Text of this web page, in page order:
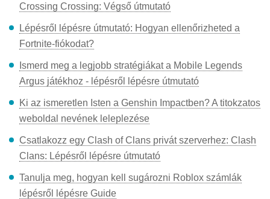
Crossing Crossing: Végső útmutató
Lépésről lépésre útmutató: Hogyan ellenőrizheted a
Fortnite-fiókodat?
Ismerd meg a legjobb stratégiákat a Mobile Legends
Argus játékhoz - lépésről lépésre útmutató
Ki az ismeretlen Isten a Genshin Impactben? A titokzatos
weboldal nevének leleplezése
Csatlakozz egy Clash of Clans privát szerverhez: Clash
Clans: Lépésről lépésre útmutató
Tanulja meg, hogyan kell sugározni Roblox számlák
lépésről lépésre Guide